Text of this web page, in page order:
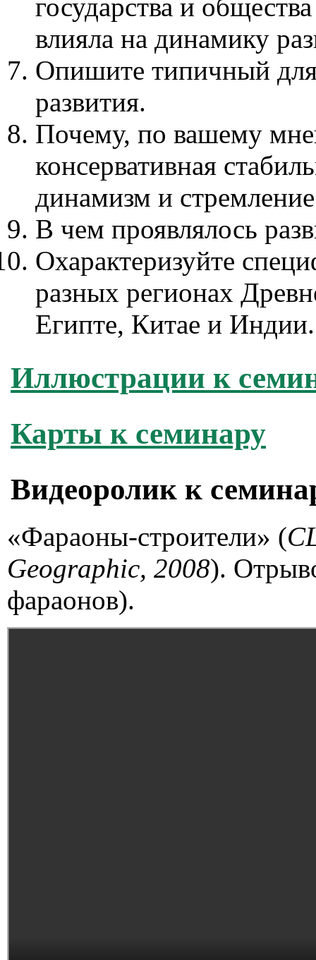
государства и
влияла на динамику
Опишите типичный для
развития.
Почему, по вашему
консервативная
динамизм и
В чем проявлялось
Охарактеризуйте
разных регионах
Египте, Китае и Индии.
Иллюстрации к
Карты к семинару
Видеоролик к
«Фараоны-строители» (
Geographic, 2008).
фараонов).